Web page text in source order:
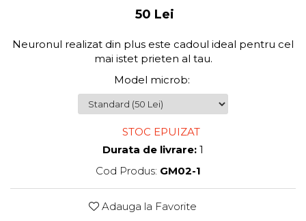
50 Lei
Neuronul realizat din plus este cadoul ideal pentru cel
mai istet prieten al tau.
Model microb:
STOC EPUIZAT
Durata de livrare: 1
Cod Produs: GM02-1
Adauga la Favorite